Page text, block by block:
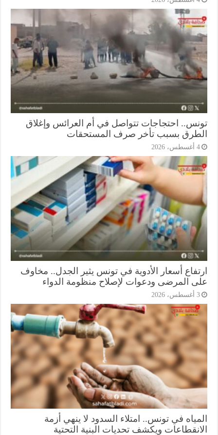
احتجاجات تتواصل في أم العرائس وإغلاق
بسبب تأخر صرف المستحقات
أسعار الأدوية في تونس يثير الجدل.. مخاوف
المرضى ودعوات لإصلاح منظومة الدواء
في تونس.. امتلاء السدود لا ينهي أزمة
ويكشف تحديات البنية التحتية